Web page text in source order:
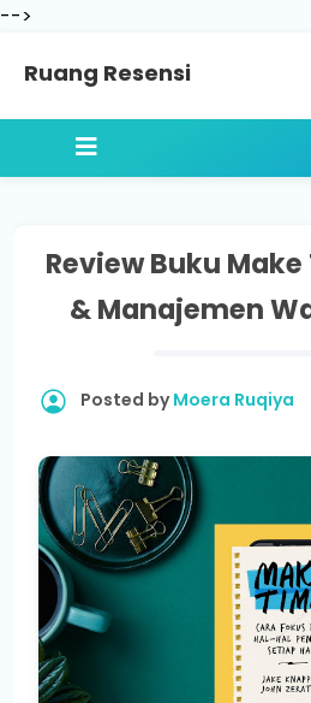
-->
Ruang Resensi
Review Buku
& Manajemen
Posted byMoera Ruqiya